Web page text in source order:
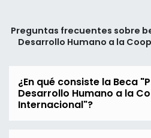
Preguntas frecuentes sobre
Desarrollo Humano a la
¿En qué consiste la Beca
Desarrollo Humano a la
Internacional"?